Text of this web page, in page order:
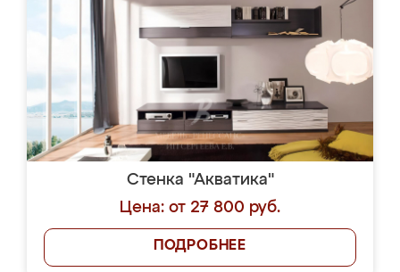
Стенка "Акватика"
Цена: от 27 800 руб.
ПОДРОБНЕЕ